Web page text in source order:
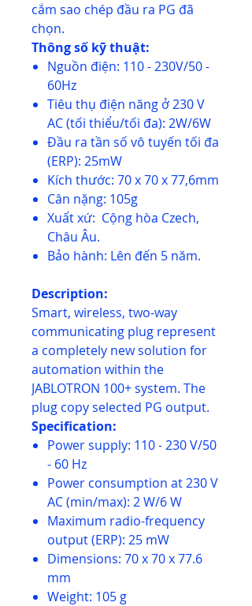
cắm sao chép đầu ra PG đã
chọn.
Thông số kỹ thuật:
Nguồn điện: 110 - 230V/50 -
60Hz
Tiêu thụ điện năng ở 230 V
AC (tối thiểu/tối đa): 2W/6W
Đầu ra tần số vô tuyến tối đa
(ERP): 25mW
Kích thước: 70 x 70 x 77,6mm
Cân nặng: 105g
Xuất xứ: Cộng hòa Czech,
Châu Âu.
Bảo hành: Lên đến 5 năm.
Description:
Smart, wireless, two-way
communicating plug represent
a completely new solution for
automation within the
JABLOTRON 100+ system. The
plug copy selected PG output.
Specification:
Power supply: 110 - 230 V/50
- 60 Hz
Power consumption at 230 V
AC (min/max): 2 W/6 W
Maximum radio-frequency
output (ERP): 25 mW
Dimensions: 70 x 70 x 77.6
mm
Weight: 105 g